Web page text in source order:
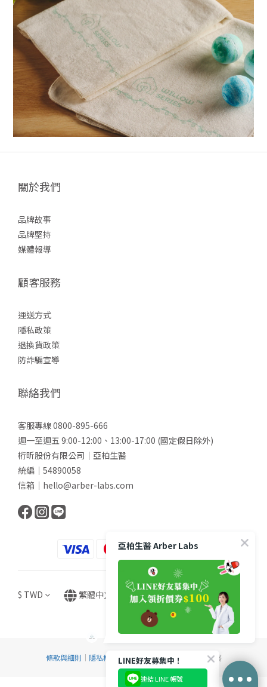
關於我們
品牌故事
品牌堅持
媒體報導
顧客服務
運送方式
隱私政策
退換貨政策
防詐騙宣導
聯絡我們
客服專線 0800-895-666
週一至週五 9:00-12:00、13:00-17:00 (國定假日除外)
桁昕股份有限公司｜亞柏生醫
統編｜54890058
信箱｜hello@arber-labs.com
$ TWD 繁體中文
條款與細則 ｜ 隱私權政策｜Copyright © 2024 亞柏生醫
亞柏生醫 Arber Labs
LINE好友募集中！
連結 LINE 帳號